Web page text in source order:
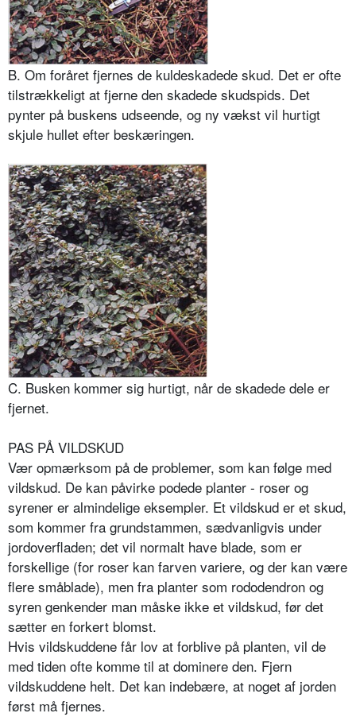
B. Om foråret fjernes de kuldeskadede skud. Det er ofte
tilstrækkeligt at fjerne den skadede skudspids. Det
pynter på buskens udseende, og ny vækst vil hurtigt
skjule hullet efter beskæringen.
C. Busken kommer sig hurtigt, når de skadede dele er
fjernet.
PAS PÅ VILDSKUD
Vær opmærksom på de problemer, som kan følge med
vildskud. De kan påvirke podede planter - roser og
syrener er almindelige eksempler. Et vildskud er et skud,
som kommer fra grundstammen, sædvanligvis under
jordoverfladen; det vil normalt have blade, som er
forskellige (for roser kan farven variere, og der kan være
flere småblade), men fra planter som rododendron og
syren genkender man måske ikke et vildskud, før det
sætter en forkert blomst.
Hvis vildskuddene får lov at forblive på planten, vil de
med tiden ofte komme til at dominere den. Fjern
vildskuddene helt. Det kan indebære, at noget af jorden
først må fjernes.